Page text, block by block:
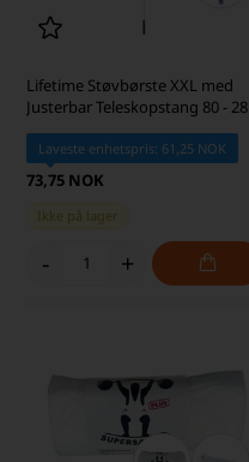
Lifetime Støvbørste XXL med
Justerbar Teleskopstang 80 - 280
Laveste enhetspris: 61,25 NOK
73,75 NOK
Ikke på lager
- +